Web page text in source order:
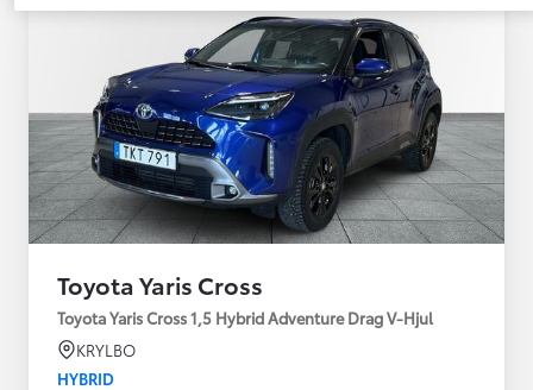
Toyota Yaris Cross
Toyota Yaris Cross 1,5 Hybrid Adventure Drag V-Hjul
KRYLBO
HYBRID